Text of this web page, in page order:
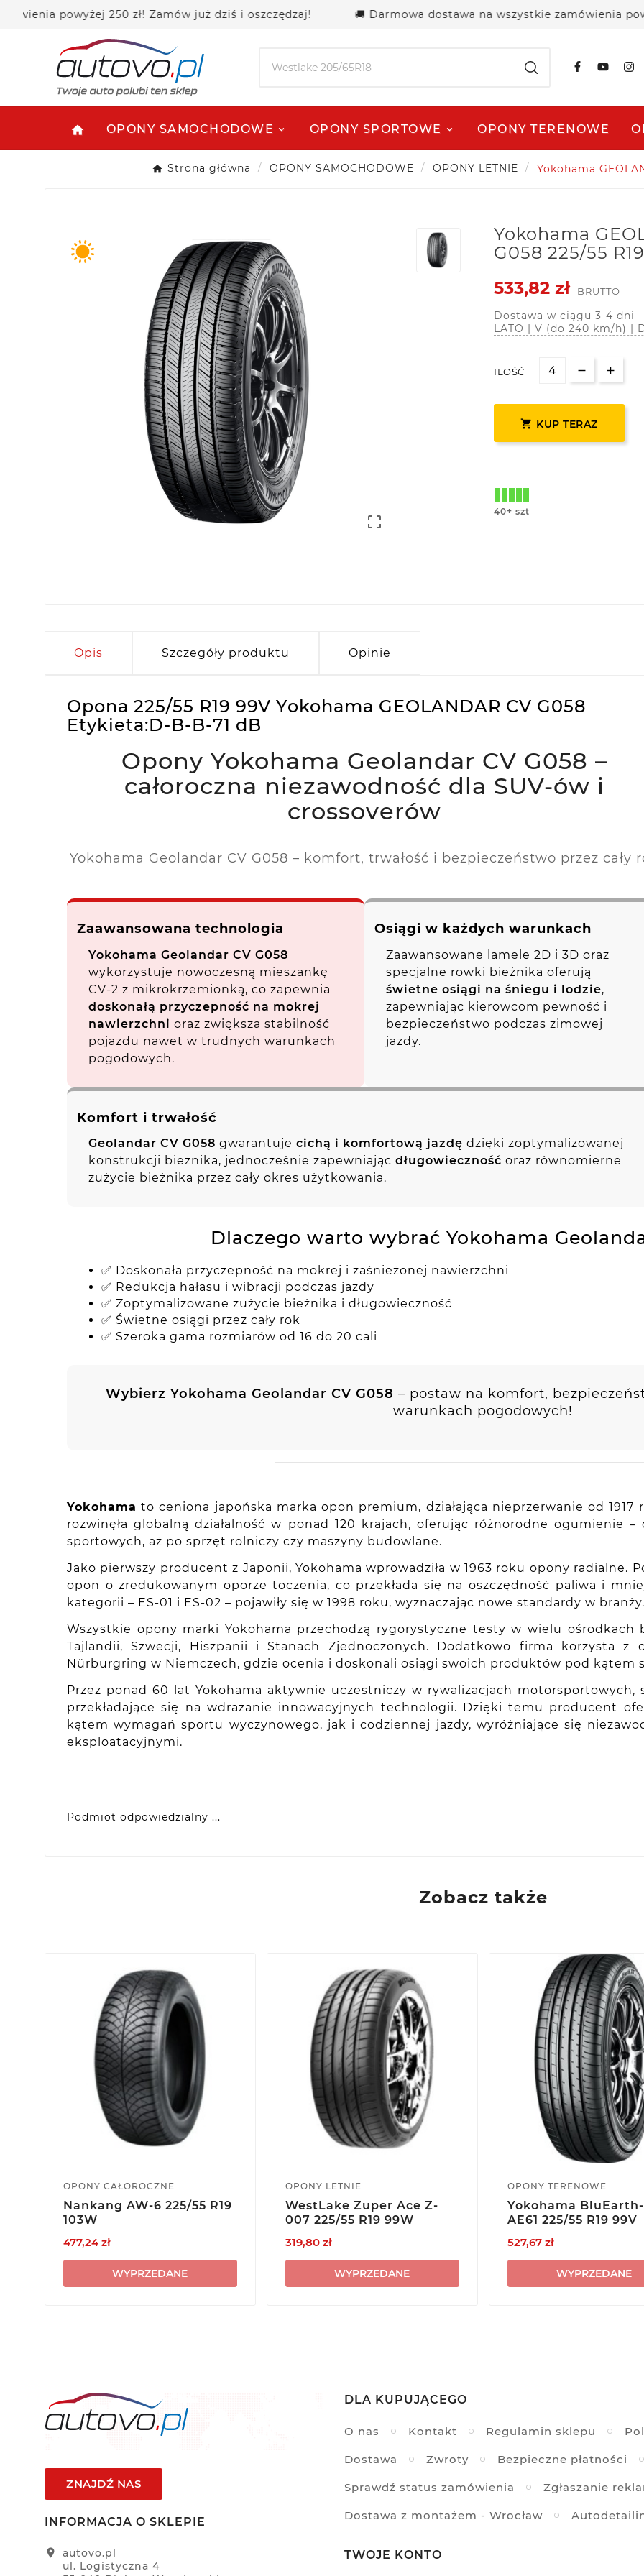
powyżej 250 zł! Zamów już dziś i oszczędzaj! 🚚 Darmowa dostawa na wszystkie zamówienia
home OPONY SAMOCHODOWE OPONY SPORTOWE OPONY TERENOWE
Strona główna OPONY SAMOCHODOWE OPONY LETNIE Yokohama

Yokohama
G058 225/55
533,82 zł
BRUTTO
Dostawa w ciągu 3-4 dni
LATO | V (do 240 km/h) |
ILOŚĆ
 KUP TERAZ
40+ szt
Opis Szczegóły produktu Opinie
Opona 225/55 R19 99V Yokohama GEOLANDAR CV G058
Etykieta:D-B-B-71 dB
Opony Yokohama Geolandar CV G058 –
całoroczna niezawodność dla SUV-ów i
crossoverów
Yokohama Geolandar CV G058 – komfort, trwałość i bezpieczeństwo przez cały
Zaawansowana technologia
Yokohama Geolandar CV G058
wykorzystuje nowoczesną mieszankę
CV-2 z mikrokrzemionką, co zapewnia
doskonałą przyczepność na mokrej
nawierzchni oraz zwiększa stabilność
pojazdu nawet w trudnych warunkach
pogodowych.
Osiągi w każdych warunkach
Zaawansowane lamele 2D i 3D oraz
specjalne rowki bieżnika oferują
świetne osiągi na śniegu i lodzie,
zapewniając kierowcom pewność i
bezpieczeństwo podczas zimowej
jazdy.
Komfort i trwałość
Geolandar CV G058 gwarantuje cichą i komfortową jazdę dzięki zoptymalizowanej
konstrukcji bieżnika, jednocześnie zapewniając długowieczność oraz równomierne
zużycie bieżnika przez cały okres użytkowania.
Dlaczego warto wybrać Yokohama
✅ Doskonała przyczepność na mokrej i zaśnieżonej nawierzchni
✅ Redukcja hałasu i wibracji podczas jazdy
✅ Zoptymalizowane zużycie bieżnika i długowieczność
✅ Świetne osiągi przez cały rok
✅ Szeroka gama rozmiarów od 16 do 20 cali
Wybierz Yokohama Geolandar CV G058 – postaw na komfort,
warunkach pogodowych!
Yokohama to ceniona japońska marka opon premium, działająca nieprzerwanie od
rozwinęła globalną działalność w ponad 120 krajach, oferując różnorodne ogumienie
sportowych, aż po sprzęt rolniczy czy maszyny budowlane.
Jako pierwszy producent z Japonii, Yokohama wprowadziła w 1963 roku opony radialne.
opon o zredukowanym oporze toczenia, co przekłada się na oszczędność paliwa i
kategorii – ES-01 i ES-02 – pojawiły się w 1998 roku, wyznaczając nowe standardy w branży.
Wszystkie opony marki Yokohama przechodzą rygorystyczne testy w wielu ośrodkach
Tajlandii, Szwecji, Hiszpanii i Stanach Zjednoczonych. Dodatkowo firma korzysta
Nürburgring w Niemczech, gdzie ocenia i doskonali osiągi swoich produktów pod kątem
Przez ponad 60 lat Yokohama aktywnie uczestniczy w rywalizacjach motorsportowych,
przekładające się na wdrażanie innowacyjnych technologii. Dzięki temu producent
kątem wymagań sportu wyczynowego, jak i codziennej jazdy, wyróżniające się
eksploatacyjnymi.
Podmiot odpowiedzialny ...
Zobacz także
OPONY CAŁOROCZNE
Nankang AW-6 225/55 R19
103W
477,24 zł
WYPRZEDANE
OPONY LETNIE
WestLake Zuper Ace Z-
007 225/55 R19 99W
319,80 zł
WYPRZEDANE
OPONY TERENOWE
Yokohama
AE61 225/55 R19 99V
527,67 zł
WYPRZEDANE
ZNAJDŹ NAS
INFORMACJA O SKLEPIE
location_on
autovo.pl
ul. Logistyczna 4
DLA KUPUJĄCEGO
O nas Kontakt Regulamin sklepu
Dostawa Zwroty Bezpieczne płatności
Sprawdź status zamówienia Zgłaszanie
Dostawa z montażem - Wrocław
TWOJE KONTO